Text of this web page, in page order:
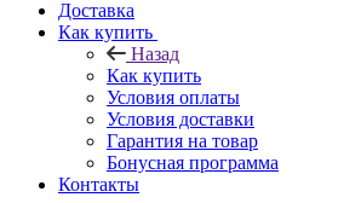
Доставка
Как купить
Назад
Как купить
Условия оплаты
Условия доставки
Гарантия на товар
Бонусная программа
Контакты